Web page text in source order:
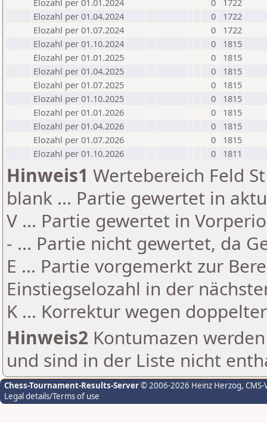
Elozahl per 01.01.2024
0
1722
Elozahl per 01.04.2024
0
1722
Elozahl per 01.07.2024
0
1722
Elozahl per 01.10.2024
0
1815
Elozahl per 01.01.2025
0
1815
Elozahl per 01.04.2025
0
1815
Elozahl per 01.07.2025
0
1815
Elozahl per 01.10.2025
0
1815
Elozahl per 01.01.2026
0
1815
Elozahl per 01.04.2026
0
1815
Elozahl per 01.07.2026
0
1815
Elozahl per 01.10.2026
0 1811
Hinweis1 Wertebereich Feld
blank ... Partie gewertet in
V ... Partie gewertet in
- ... Partie nicht gewertet, da
E ... Partie vorgemerkt zur
Einstiegselozahl in der
K ... Korrektur wegen
Hinweis2 Kontumazen
und sind in der Liste nicht
Chess-Tournament-Results-Server© 2006-2026 Heinz Herzog,
Legal details/Terms of use